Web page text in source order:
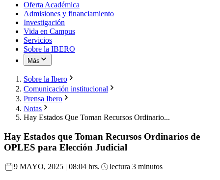
Oferta Académica
Admisiones y financiamiento
Investigación
Vida en Campus
Servicios
Sobre la IBERO
Más
Sobre la Ibero
Comunicación institucional
Prensa Ibero
Notas
Hay Estados Que Toman Recursos Ordinario...
Hay Estados que Toman Recursos Ordinarios de
OPLES para Elección Judicial
9 MAYO, 2025 | 08:04 hrs. lectura 3 minutos